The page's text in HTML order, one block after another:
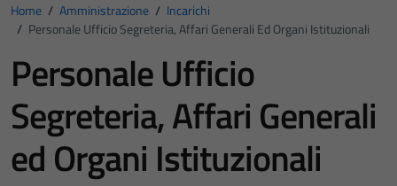
Home / Amministrazione / Incarichi
/ Personale Ufficio Segreteria, Affari Generali Ed Organi Istituzionali
Personale Ufficio
Segreteria, Affari Generali
ed Organi Istituzionali